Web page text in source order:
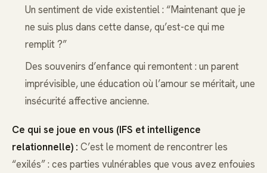
Un sentiment de vide existentiel : “Maintenant que je
ne suis plus dans cette danse, qu’est-ce qui me
remplit ?”
Des souvenirs d’enfance qui remontent : un parent
imprévisible, une éducation où l’amour se méritait, une
insécurité affective ancienne.
Ce qui se joue en vous (IFS et intelligence
relationnelle) : C’est le moment de rencontrer les
“exilés” : ces parties vulnérables que vous avez enfouies